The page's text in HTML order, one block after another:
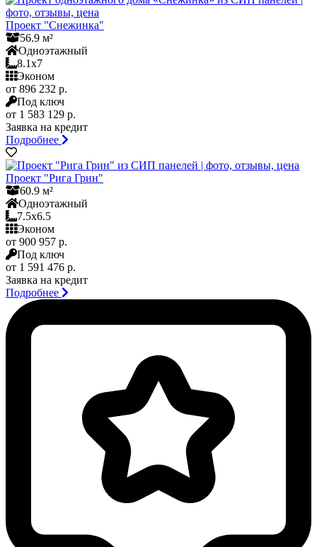
Проект "Снежинка"
56.9 м²
Одноэтажный
8.1x7
Эконом
от 896 232 р.
Под ключ
от 1 583 129 р.
Заявка на кредит
Подробнее
Проект "Рига Грин"
60.9 м²
Одноэтажный
7.5x6.5
Эконом
от 900 957 р.
Под ключ
от 1 591 476 р.
Заявка на кредит
Подробнее